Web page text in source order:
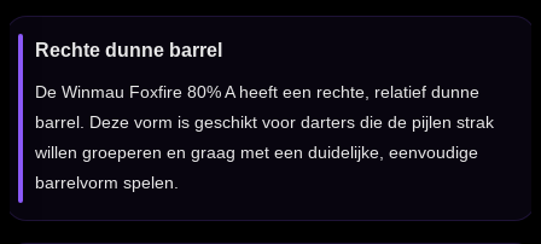
Rechte dunne barrel
De Winmau Foxfire 80% A heeft een rechte, relatief dunne
barrel. Deze vorm is geschikt voor darters die de pijlen strak
willen groeperen en graag met een duidelijke, eenvoudige
barrelvorm spelen.